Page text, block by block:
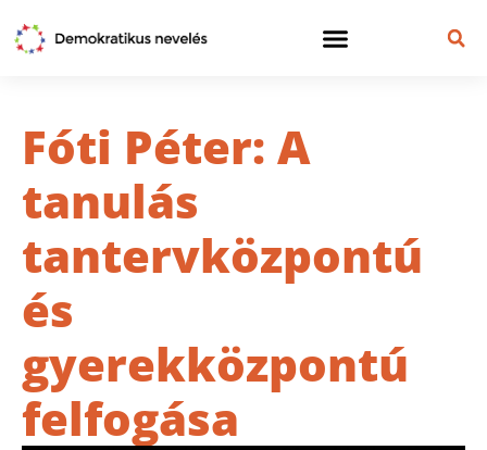
Fóti Péter: A
tanulás
tantervközpontú
és
gyerekközpontú
felfogása